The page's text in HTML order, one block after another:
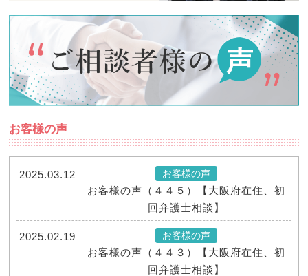
お客様の声
2025.03.12 お客様の声
お客様の声（４４５）【大阪府在住、初
回弁護士相談】
2025.02.19 お客様の声
お客様の声（４４３）【大阪府在住、初
回弁護士相談】